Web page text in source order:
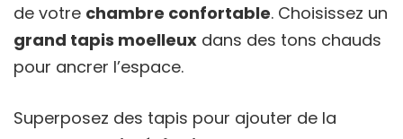
de votre chambre confortable. Choisissez un
grand tapis moelleux dans des tons chauds
pour ancrer l’espace.
Superposez des tapis pour ajouter de la